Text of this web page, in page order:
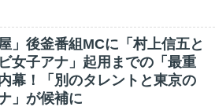
」後釜番組MCに「村上信五と
女子アナ」起用までの「最重
幕！「別のタレントと東京の
」が候補に